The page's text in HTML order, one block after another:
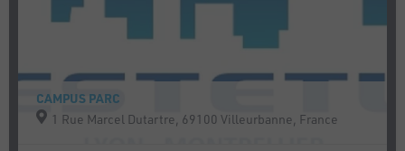
CAMPUS PARC
1 Rue Marcel Dutartre, 69100 Villeurbanne, France